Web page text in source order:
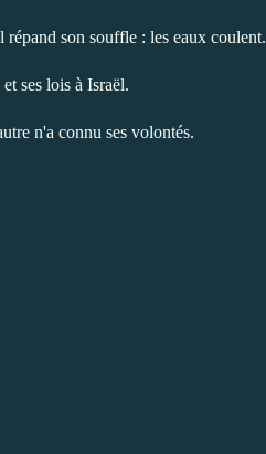
son souffle : les eaux coulent.
ses lois à Israël.
n'a connu ses volontés.